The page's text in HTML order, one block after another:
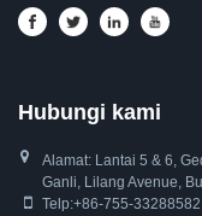
Hubungi kami
Alamat: Lantai 5 & 6,
Ganli, Lilang Avenue,
Telp:+86-755-33288582